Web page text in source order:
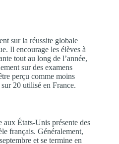
sur la réussite globale
Il encourage les élèves à
tout au long de l’année,
sur des examens
perçu comme moins
20 utilisé en France.
aux États-Unis présente des
français. Généralement,
et se termine en